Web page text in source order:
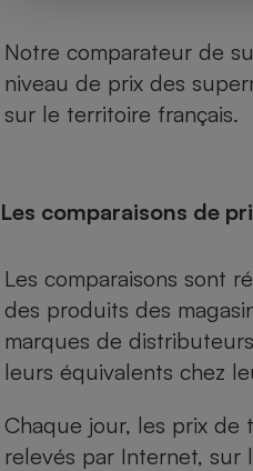
Notre comparateur de
niveau de prix des
sur le territoire français.
Les comparaisons de
Les comparaisons sont
des produits des
marques de
leurs équivalents chez
Chaque jour, les prix de
relevés par Internet, sur